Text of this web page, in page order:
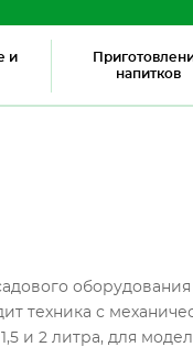
и
напитков
техника с
и 2 литра, для